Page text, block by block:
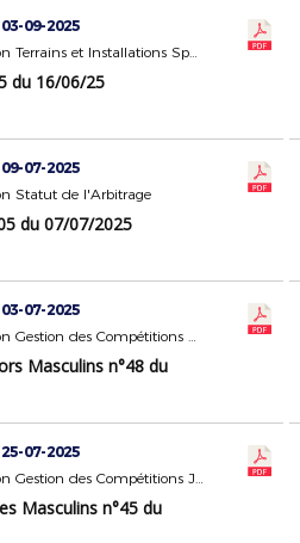
09-2025
Commission Terrains et Installations Sportives
du 16/06/25
07-2025
Statut de l'Arbitrage
du 07/07/2025
07-2025
Commission Gestion des Compétitions Seniors Masculins
Masculins n°48 du
07-2025
Commission Gestion des Compétitions Jeunes Masculins
Masculins n°45 du